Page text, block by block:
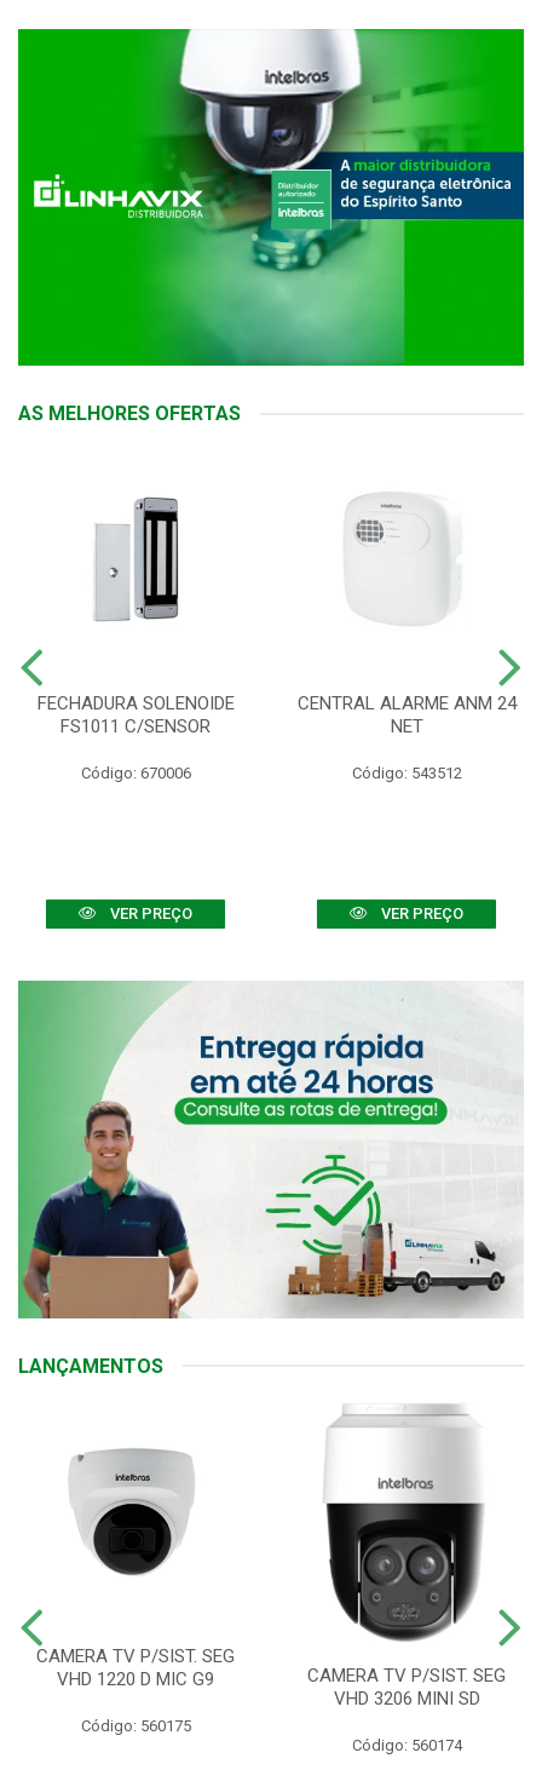
AS MELHORES OFERTAS
FECHADURA SOLENOIDE
FS1011 C/SENSOR
Código: 670006
VER PREÇO
CENTRAL ALARME ANM 24
NET
Código: 543512
VER PREÇO
LANÇAMENTOS
CAMERA TV P/SIST. SEG
VHD 1220 D MIC G9
Código: 560175
CAMERA TV P/SIST. SEG
VHD 3206 MINI SD
Código: 560174